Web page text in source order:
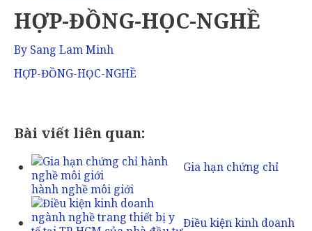
HỢP-ĐỒNG-HỌC-NGHỀ
By Sang Lam Minh
HỢP-ĐỒNG-HỌC-NGHỀ
Bài viết liên quan:
Gia hạn chứng chỉ
hành nghề môi giới
Điều kiện kinh doanh